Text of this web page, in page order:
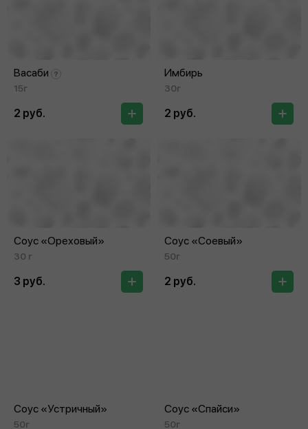
Васаби
15г
2 руб.
Имбирь
30г
2 руб.
Соус «Ореховый»
30 г
3 руб.
Соус «Соевый»
50г
2 руб.
Соус «Устричный»
50г
Соус «Спайси»
50г